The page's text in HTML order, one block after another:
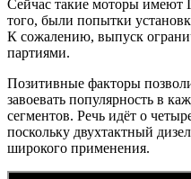
Сейчас такие моторы имеют
того, были попытки
К сожалению, выпуск
партиями.
Позитивные факторы
завоевать популярность в
сегментов. Речь идёт о
поскольку двухтактный
широкого применения.